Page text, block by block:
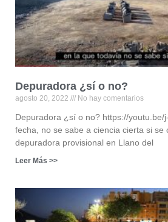
Depuradora ¿sí o no?
agosto 20, 2022 No hay comentarios
Depuradora ¿sí o no? https://youtu.be/
fecha, no se sabe a ciencia cierta si se
depuradora provisional en Llano del
Leer Más >>